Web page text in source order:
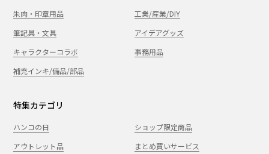
朱肉・印章用品
工業/産業/DIY
筆記具・文具
アイデアグッズ
キャラクターコラボ
事務用品
補充インキ/備品/部品
特集カテゴリ
ハンコの日
ショップ限定商品
アウトレット品
まとめ買いサービス